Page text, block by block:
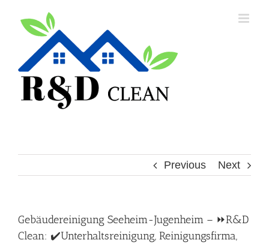
Previous Next
Gebäudereinigung Seeheim-Jugenheim – ⏩R&D
Clean: ✔️Unterhaltsreinigung, Reinigungsfirma,